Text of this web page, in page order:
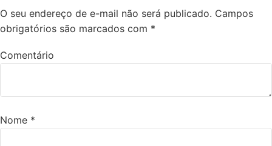
O seu endereço de e-mail não será publicado. Campos
obrigatórios são marcados com *
Comentário
Nome *